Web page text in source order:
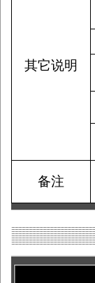
其它说明
备注